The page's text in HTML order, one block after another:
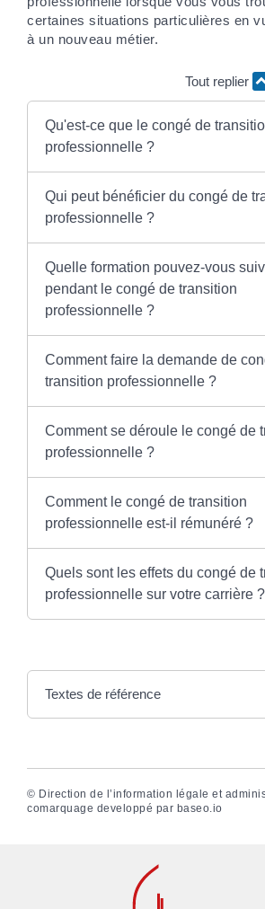
certaines situations particulières en
à un nouveau métier.
Tout replier
Qu'est-ce que le congé de
professionnelle ?
Qui peut bénéficier du congé de
professionnelle ?
Quelle formation pouvez-vous
pendant le congé de transition
professionnelle ?
Comment faire la demande de
transition professionnelle ?
Comment se déroule le congé de
professionnelle ?
Comment le congé de transition
professionnelle est-il rémunéré ?
Quels sont les effets du congé de
professionnelle sur votre carrière ?
Textes de référence
© Direction de l’information légale et
comarquage developpé par baseo.io